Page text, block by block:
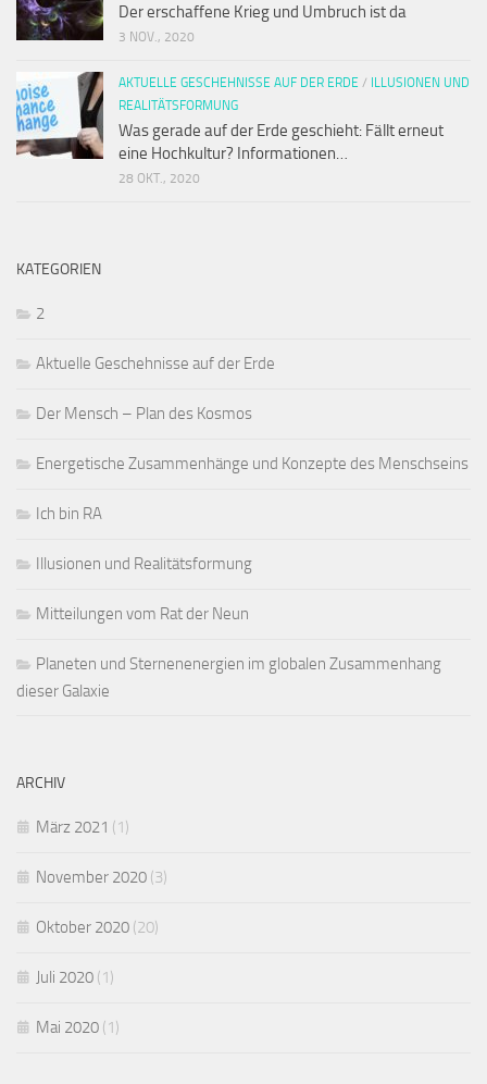
Der erschaffene Krieg und Umbruch ist da
3 NOV., 2020
AKTUELLE GESCHEHNISSE AUF DER ERDE /
ILLUSIONEN UND
REALITÄTSFORMUNG
Was gerade auf der Erde geschieht: Fällt erneut
eine Hochkultur? Informationen…
28 OKT., 2020
KATEGORIEN
2
Aktuelle Geschehnisse auf der Erde
Der Mensch – Plan des Kosmos
Energetische Zusammenhänge und Konzepte des Menschseins
Ich bin RA
Illusionen und Realitätsformung
Mitteilungen vom Rat der Neun
Planeten und Sternenenergien im globalen Zusammenhang
dieser Galaxie
ARCHIV
März 2021 (1)
November 2020 (3)
Oktober 2020 (20)
Juli 2020 (1)
Mai 2020 (1)